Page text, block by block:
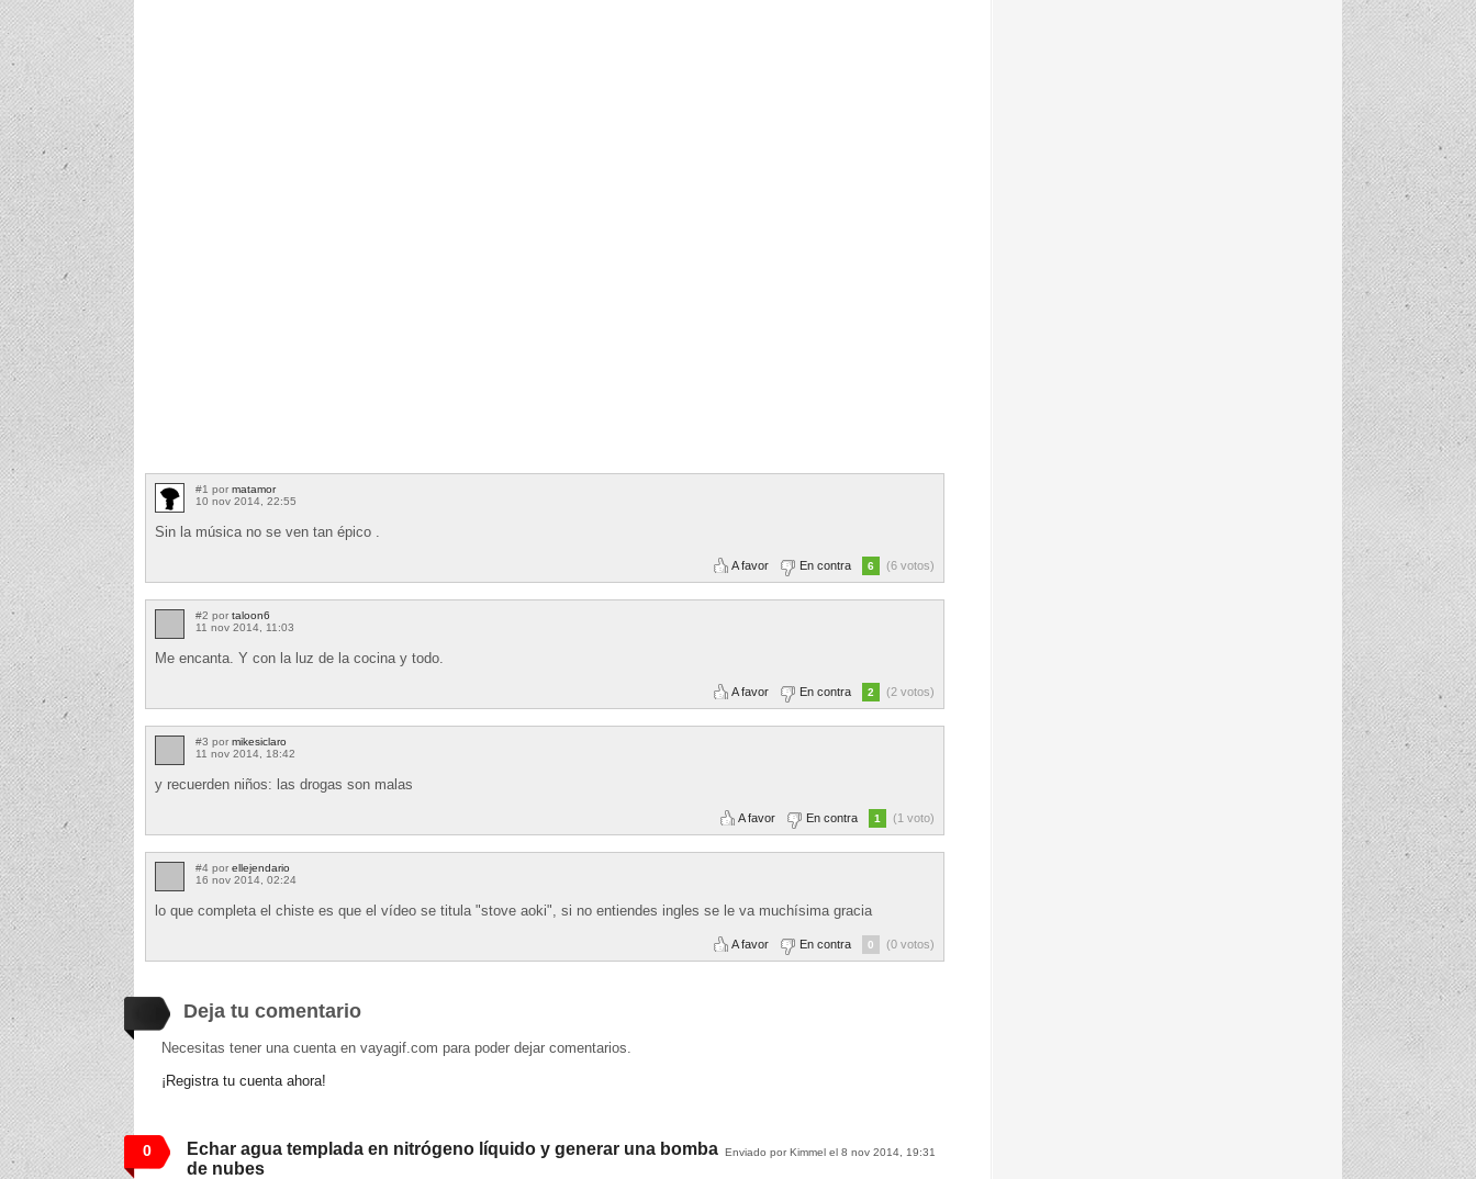
#1 por matamor
10 nov 2014, 22:55
Sin la música no se ven tan épico .
A favor En contra 6 (6 votos)
#2 por taloon6
11 nov 2014, 11:03
Me encanta. Y con la luz de la cocina y todo.
A favor En contra 2 (2 votos)
#3 por mikesiclaro
11 nov 2014, 18:42
y recuerden niños: las drogas son malas
A favor En contra 1 (1 voto)
#4 por ellejendario
16 nov 2014, 02:24
lo que completa el chiste es que el vídeo se titula "stove aoki", si no entiendes ingles se le va muchísima gracia
A favor En contra 0 (0 votos)
Deja tu comentario
Necesitas tener una cuenta en vayagif.com para poder dejar comentarios.
¡Registra tu cuenta ahora!
0 Enviado por Kimmel el 8 nov 2014, 19:31
Echar agua templada en nitrógeno líquido y generar una bomba
de nubes